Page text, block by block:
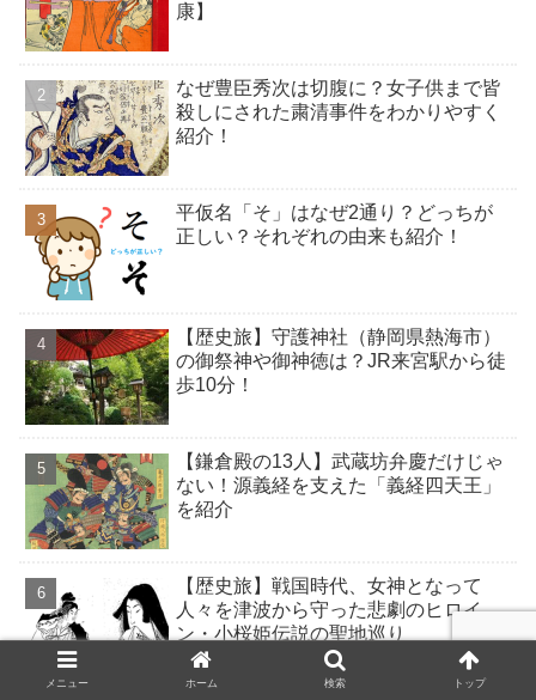
康】
なぜ豊臣秀次は切腹に？女子供まで皆
殺しにされた粛清事件をわかりやすく
紹介！
平仮名「そ」はなぜ2通り？どっちが
正しい？それぞれの由来も紹介！
【歴史旅】守護神社（静岡県熱海市）
の御祭神や御神徳は？JR来宮駅から徒
歩10分！
【鎌倉殿の13人】武蔵坊弁慶だけじゃ
ない！源義経を支えた「義経四天王」
を紹介
【歴史旅】戦国時代、女神となって
人々を津波から守った悲劇のヒロイ
ン・小桜姫伝説の聖地巡り
メニュー ホーム 検索 トップ